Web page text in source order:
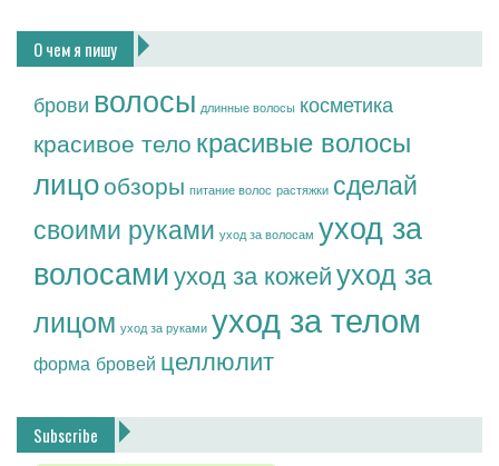
О чем я пишу
брови волосы длинные волосы косметика
красивое тело красивые волосы
лицообзоры питание волос растяжки сделай
своими руками уход за волосам уход за
волосамиуход за кожейуход за
лицом уход за руками уход за телом
форма бровей целлюлит
Subscribe